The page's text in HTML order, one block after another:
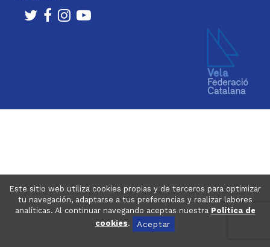
Este sitio web utiliza cookies propias y de terceros para optimizar
tu navegación, adaptarse a tus preferencias y realizar labores
analíticas. Al continuar navegando aceptas nuestra Política de
cookies. Aceptar